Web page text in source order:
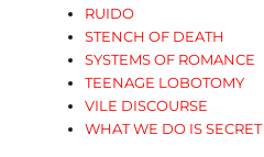
RUIDO
STENCH OF DEATH
SYSTEMS OF ROMANCE
TEENAGE LOBOTOMY
VILE DISCOURSE
WHAT WE DO IS SECRET